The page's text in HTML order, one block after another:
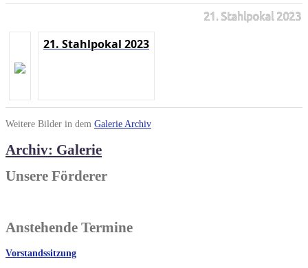
21. Stahlpokal 2023
21. Stahlpokal 2023
Weitere Bilder in dem Galerie Archiv
Archiv: Galerie
Unsere Förderer
Anstehende Termine
Vorstandssitzung